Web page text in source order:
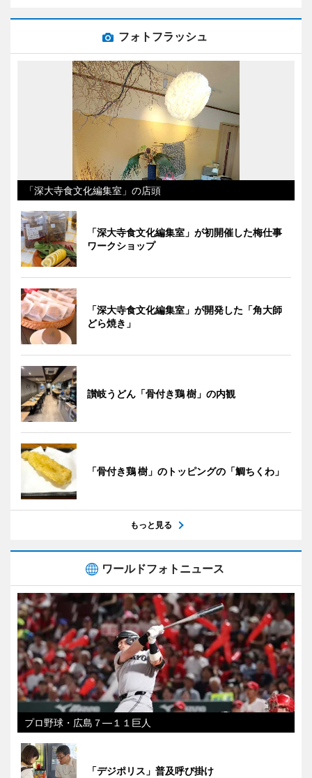
フォトフラッシュ
「深大寺食文化編集室」の店頭
「深大寺食文化編集室」が初開催した梅仕事
ワークショップ
「深大寺食文化編集室」が開発した「角大師
どら焼き」
讃岐うどん「骨付き鶏 樹」の内観
「骨付き鶏 樹」のトッピングの「鯛ちくわ」
もっと見る
ワールドフォトニュース
プロ野球・広島７―１１巨人
「デジポリス」普及呼び掛け